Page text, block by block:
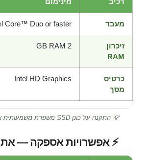
מעבד Core™ Duo or faster
זיכרון
RAM
2 GB RAM
כרטיס
מסך
Intel HD Graphics
💡 התקנה על כונן SSD משפרת משמעותית את זמני הטעינה.
⚡ אפשרויות אספקה —